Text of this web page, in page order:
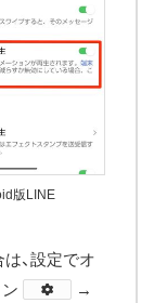
版LINE
、設定でオ
​→